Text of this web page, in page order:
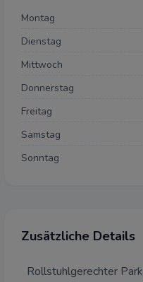
Montag
Dienstag
Mittwoch
Donnerstag
Freitag
Samstag
Sonntag
Zusätzliche Details
Rollstuhlgerechter
dürfen:
mehr
mehr
mehr